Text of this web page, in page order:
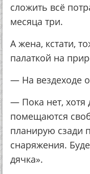
сложить всё
месяца три.
А жена, кстати,
палаткой на
— На вездеходе
— Пока нет, хотя
помещаются
планирую сзади
снаряжения.
дячка».